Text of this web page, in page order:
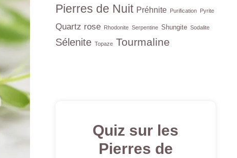
Pierres de Nuit Préhnite Purification Pyrite
Quartz rose Rhodonite Serpentine Shungite Sodalite
Sélenite Topaze Tourmaline
Quiz sur les
Pierres de